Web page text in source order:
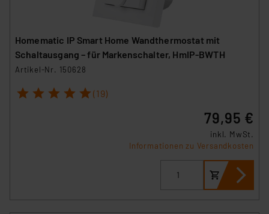
Homematic IP Smart Home Wandthermostat mit
Schaltausgang – für Markenschalter, HmIP-BWTH
Artikel-Nr. 150628
1 2 3 4 5 (19)
79,95 €
inkl. MwSt.
Informationen zu Versandkosten